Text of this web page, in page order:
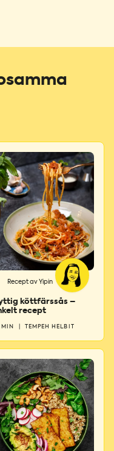
Recept av Yipin
köttfärssås –
recept
MIN TEMPEH HELBIT